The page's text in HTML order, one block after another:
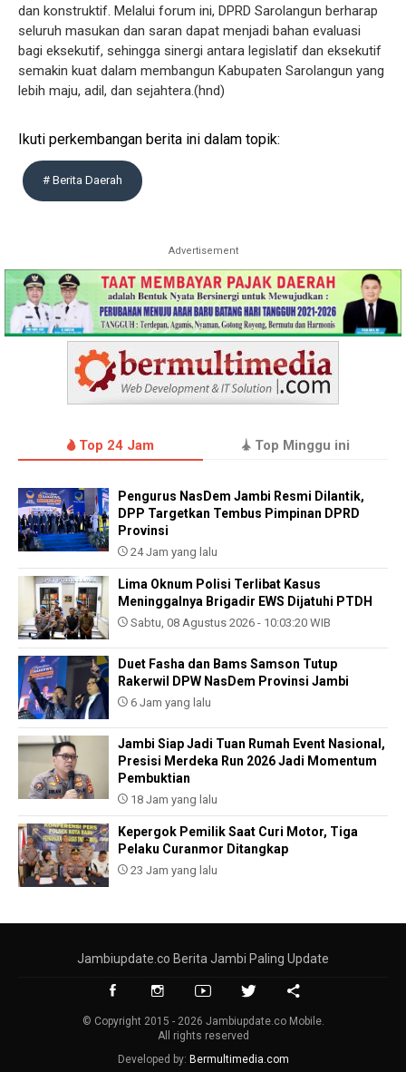
dan konstruktif. Melalui forum ini, DPRD Sarolangun berharap
seluruh masukan dan saran dapat menjadi bahan evaluasi
bagi eksekutif, sehingga sinergi antara legislatif dan eksekutif
semakin kuat dalam membangun Kabupaten Sarolangun yang
lebih maju, adil, dan sejahtera.(hnd)
Ikuti perkembangan berita ini dalam topik:
# Berita Daerah
Advertisement
Top 24 Jam Top Minggu ini
Pengurus NasDem Jambi Resmi Dilantik,
DPP Targetkan Tembus Pimpinan DPRD
Provinsi
24 Jam yang lalu
Lima Oknum Polisi Terlibat Kasus
Meninggalnya Brigadir EWS Dijatuhi PTDH
Sabtu, 08 Agustus 2026 - 10:03:20 WIB
Duet Fasha dan Bams Samson Tutup
Rakerwil DPW NasDem Provinsi Jambi
6 Jam yang lalu
Jambi Siap Jadi Tuan Rumah Event Nasional,
Presisi Merdeka Run 2026 Jadi Momentum
Pembuktian
18 Jam yang lalu
Kepergok Pemilik Saat Curi Motor, Tiga
Pelaku Curanmor Ditangkap
23 Jam yang lalu
Jambiupdate.co Berita Jambi Paling Update
© Copyright 2015 - 2026 Jambiupdate.co Mobile.
All rights reserved
Developed by: Bermultimedia.com